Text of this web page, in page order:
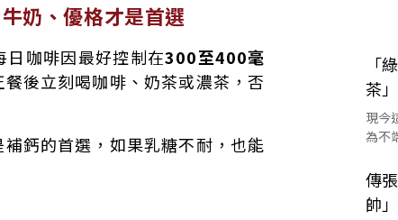
奶、優格才是首選
日咖啡因最好控制在300至400毫
後立刻喝咖啡、奶茶或濃茶，否
鈣的首選，如果乳糖不耐，也能
「
茶
現今
為不
傳
帥